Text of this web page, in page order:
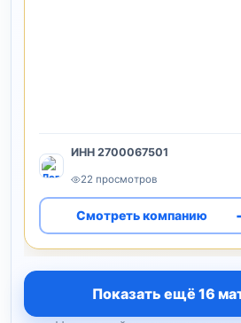
ИНН 2700067501
22 просмотров
Смотреть компанию
Показать ещё 16